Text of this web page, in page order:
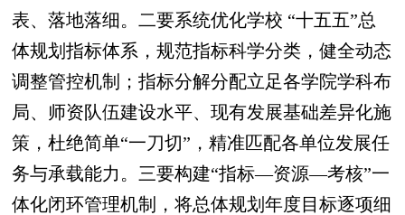
表、落地落细。二要系统优化学校 “十五五”总
体规划指标体系，规范指标科学分类，健全动态
调整管控机制；指标分解分配立足各学院学科布
局、师资队伍建设水平、现有发展基础差异化施
策，杜绝简单“一刀切”，精准匹配各单位发展任
务与承载能力。三要构建“指标—资源—考核”一
体化闭环管理机制，将总体规划年度目标逐项细